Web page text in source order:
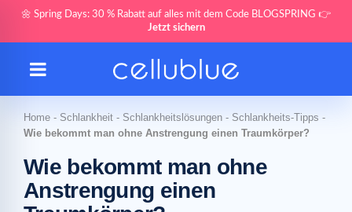
🌼 Spring Days: 30 % Rabatt auf alles mit dem Code BLOGSPRING 👉
Jetzt sichern
Home - Schlankheit - Schlankheitslösungen - Schlankheits-Tipps -
Wie bekommt man ohne Anstrengung einen Traumkörper?
Wie bekommt man ohne
Anstrengung einen